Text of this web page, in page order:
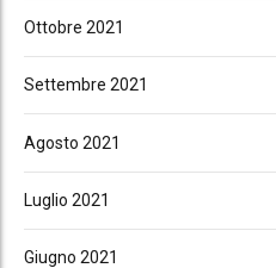
Ottobre 2021
Settembre 2021
Agosto 2021
Luglio 2021
Giugno 2021